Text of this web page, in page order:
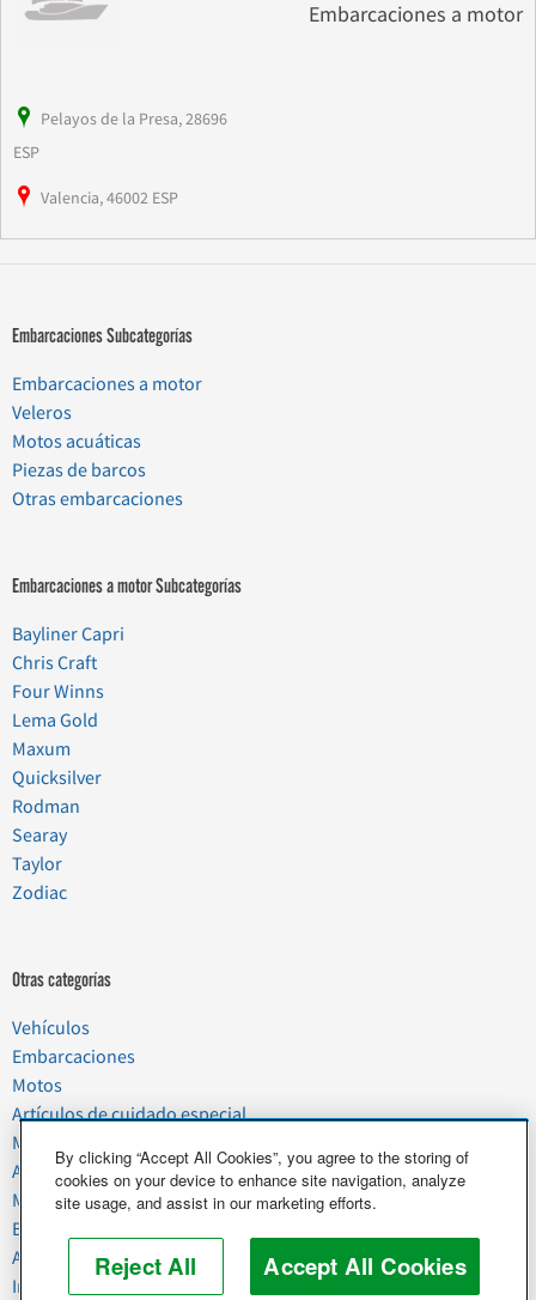
Embarcaciones a motor
Pelayos de la Presa, 28696
ESP
Valencia, 46002 ESP
Embarcaciones Subcategorías
Embarcaciones a motor
Veleros
Motos acuáticas
Piezas de barcos
Otras embarcaciones
Embarcaciones a motor Subcategorías
Bayliner Capri
Chris Craft
Four Winns
Lema Gold
Maxum
Quicksilver
Rodman
Searay
Taylor
Zodiac
Otras categorías
Vehículos
Embarcaciones
Motos
Artículos de cuidado especial
Mudanzas
Artículos del hogar
Mascotas
Basura y chatarra
Alimentos y agricultura
Industria y negocios
By clicking “Accept All Cookies”, you agree to the storing of
cookies on your device to enhance site navigation, analyze
site usage, and assist in our marketing efforts.
Reject All Accept All Cookies